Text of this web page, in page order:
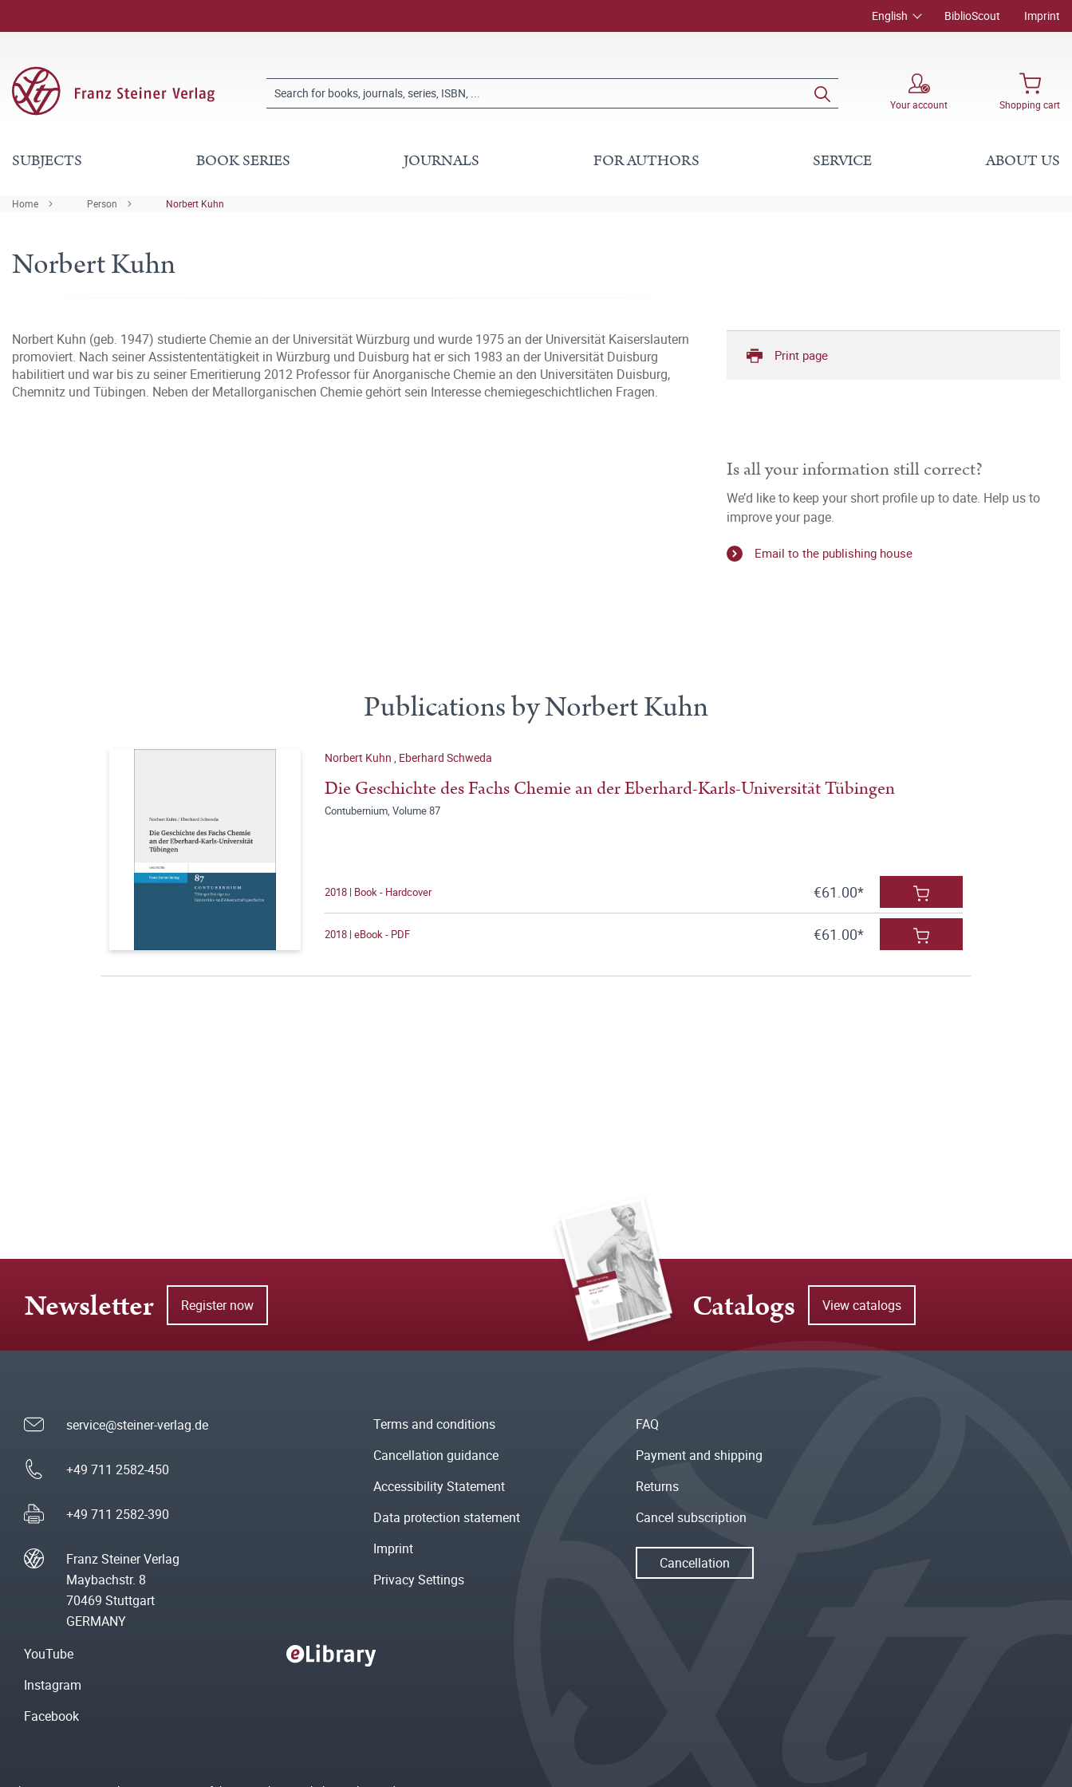
English BiblioScout Imprint
Your account Shopping cart
SUBJECTS BOOK SERIES JOURNALS FOR AUTHORS SERVICE ABOUT US
Home Person Norbert Kuhn
Norbert Kuhn
Norbert Kuhn (geb. 1947) studierte Chemie an der Universität Würzburg und wurde 1975 an der Universität Kaiserslautern
promoviert. Nach seiner Assistententätigkeit in Würzburg und Duisburg hat er sich 1983 an der Universität Duisburg
habilitiert und war bis zu seiner Emeritierung 2012 Professor für Anorganische Chemie an den Universitäten Duisburg,
Chemnitz und Tübingen. Neben der Metallorganischen Chemie gehört sein Interesse chemiegeschichtlichen Fragen.
Print page
Is all your information still correct?
We’d like to keep your short profile up to date. Help us to
improve your page.
Email to the publishing house
Publications by Norbert Kuhn
Norbert Kuhn , Eberhard Schweda
Die Geschichte des Fachs Chemie an der Eberhard-Karls-Universität Tübingen
Contubernium, Volume 87
2018 | Book - Hardcover €61.00*
2018 | eBook - PDF €61.00*
Newsletter Register now Catalogs View catalogs
service@steiner-verlag.de
+49 711 2582-450
+49 711 2582-390
Franz Steiner Verlag
Maybachstr. 8
70469 Stuttgart
GERMANY
Terms and conditions
Cancellation guidance
Accessibility Statement
Data protection statement
Imprint
Privacy Settings
FAQ
Payment and shipping
Returns
Cancel subscription
Cancellation
YouTube
Instagram
Facebook